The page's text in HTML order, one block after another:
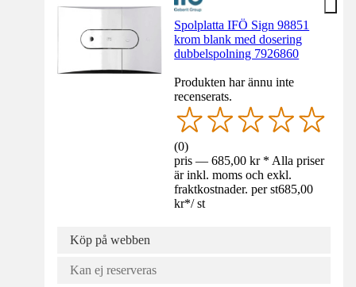
Spolplatta IFÖ Sign 98851
krom blank med dosering
dubbelspolning 7926860
Produkten har ännu inte
recenserats.
(0)
pris — 685,00 kr * Alla priser
är inkl. moms och exkl.
fraktkostnader. per st685,00
kr*/ st
Köp på webben
Kan ej reserveras